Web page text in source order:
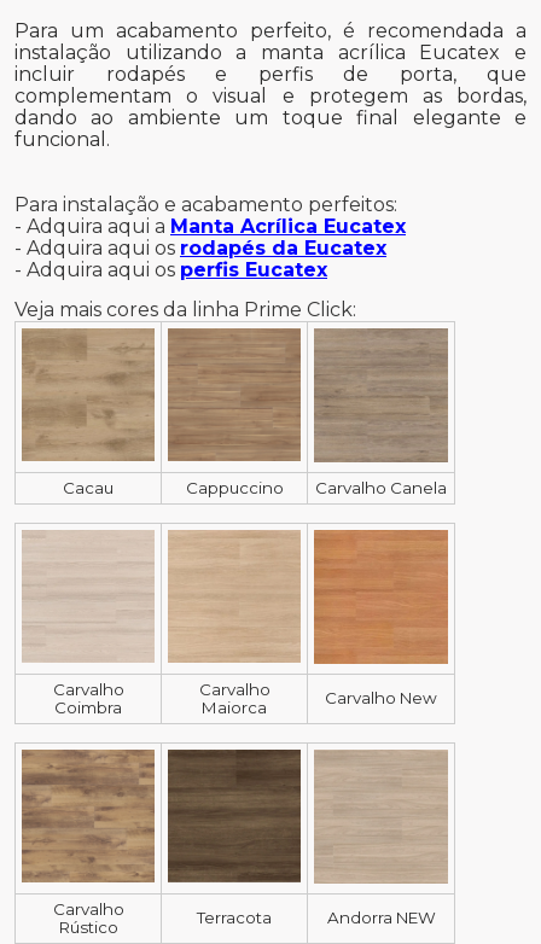
Para um acabamento perfeito, é recomendada a
instalação utilizando a manta acrílica Eucatex e
incluir rodapés e perfis de porta, que
complementam o visual e protegem as bordas,
dando ao ambiente um toque final elegante e
funcional.
Para instalação e acabamento perfeitos:
- Adquira aqui a Manta Acrílica Eucatex
- Adquira aqui os rodapés da Eucatex
- Adquira aqui os perfis Eucatex
Veja mais cores da linha Prime Click:
Cacau Cappuccino Carvalho Canela
Carvalho
Coimbra
Carvalho
Maiorca
Carvalho New
Carvalho
Rústico
Terracota Andorra NEW